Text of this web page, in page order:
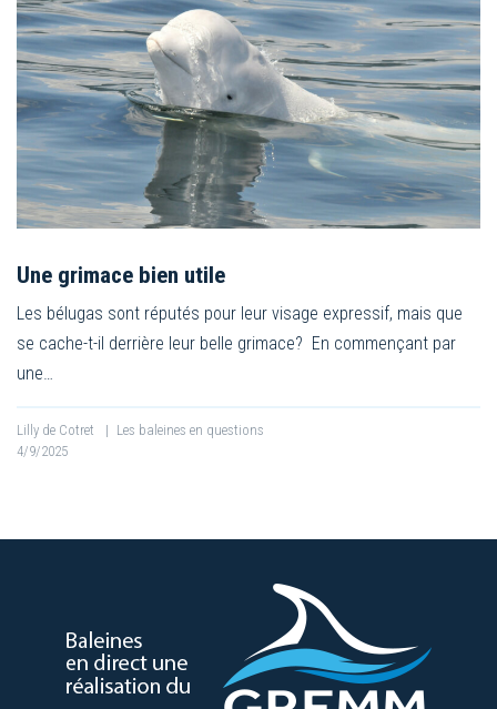
Une grimace bien utile
Les bélugas sont réputés pour leur visage expressif, mais que
se cache-t-il derrière leur belle grimace? En commençant par
une…
Lilly de Cotret | Les baleines en questions
4/9/2025